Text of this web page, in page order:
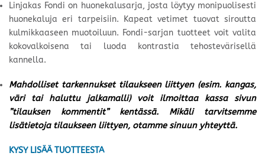
Linjakas Fondi on huonekalusarja, josta löytyy monipuolisesti
huonekaluja eri tarpeisiin. Kapeat vetimet tuovat siroutta
kulmikkaaseen muotoiluun. Fondi-sarjan tuotteet voit valita
kokovalkoisena tai luoda kontrastia tehostevärisellä
kannella.
Mahdolliset tarkennukset tilaukseen liittyen (esim. kangas,
väri tai haluttu jalkamalli) voit ilmoittaa kassa sivun
”tilauksen kommentit” kentässä. Mikäli tarvitsemme
lisätietoja tilaukseen liittyen, otamme sinuun yhteyttä.
KYSY LISÄÄ TUOTTEESTA